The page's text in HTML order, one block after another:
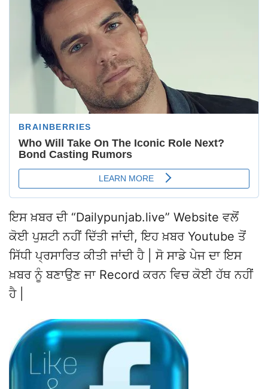
ਇਸ ਖ਼ਬਰ ਦੀ “Dailypunjab.live” Website ਵਲੋਂ
ਕੋਈ ਪੁਸ਼ਟੀ ਨਹੀਂ ਦਿੱਤੀ ਜਾਂਦੀ, ਇਹ ਖ਼ਬਰ Youtube ਤੋਂ
ਸਿੱਧੀ ਪ੍ਰਸਾਰਿਤ ਕੀਤੀ ਜਾਂਦੀ ਹੈ | ਸੋ ਸਾਡੇ ਪੇਜ ਦਾ ਇਸ
ਖ਼ਬਰ ਨੂੰ ਬਣਾਉਣ ਜਾ Record ਕਰਨ ਵਿਚ ਕੋਈ ਹੱਥ ਨਹੀਂ